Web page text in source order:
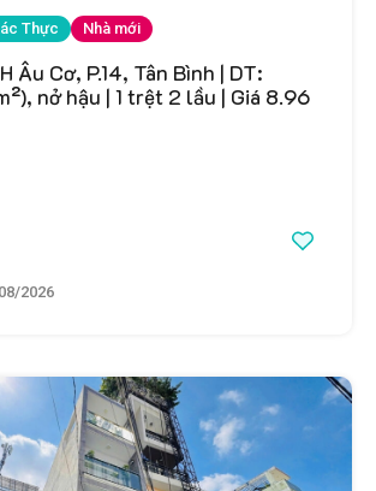
Thực Nhà mới
Âu Cơ, P.14, Tân Bình | DT:
nở hậu | 1 trệt 2 lầu | Giá 8.96
2026